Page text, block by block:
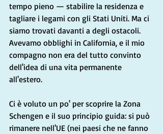
tempo pieno — stabilire la residenza e
tagliare i legami con gli Stati Uniti. Ma ci
siamo trovati davanti a degli ostacoli.
Avevamo obblighi in California, e il mio
compagno non era del tutto convinto
dell'idea di una vita permanente
all'estero.
Ci è voluto un po' per scoprire la Zona
Schengen e il suo principio guida: si può
rimanere nell'UE (nei paesi che ne fanno